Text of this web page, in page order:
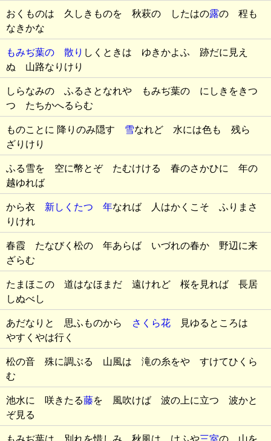
おくものは 久しきものを 秋萩の したはの露の 程も
なきかな
もみぢ葉の 散り しくときは ゆきかよふ 跡だに見え
ぬ 山路なりけり
しらなみの ふるさとなれや もみぢ葉の にしきをきつ
つ たちかへるらむ
ものことに 降りのみ隠す 雪なれど 水には色も 残ら
ざりけり
ふる雪を 空に幣とぞ たむけける 春のさかひに 年の
越ゆれば
から衣 新しくたつ 年なれば 人はかくこそ ふりまさ
りけれ
春霞 たなびく松の 年あらば いづれの春か 野辺に来
ざらむ
たまほこの 道はなほまだ 遠けれど 桜を見れば 長居
しぬべし
あだなりと 思ふものから さくら花 見ゆるところは
やすくやは行く
松の音 殊に調ぶる 山風は 滝の糸をや すけてひくら
む
池水に 咲きたる藤を 風吹けば 波の上に立つ 波かと
ぞ見る
もみぢ葉は 別れを惜しみ 秋風は けふや三室の 山を